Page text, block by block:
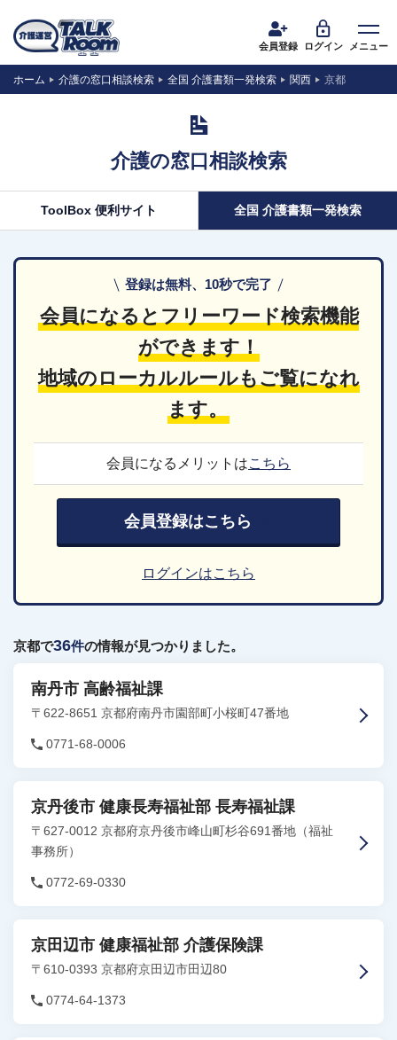
会員登録 ログイン メニュー
ホーム 介護の窓口相談検索 全国 介護書類一発検索 関西 京都
介護の窓口相談検索
ToolBox 便利サイト 全国 介護書類一発検索
登録は無料、10秒で完了
会員になるとフリーワード検索機能
ができます！
地域のローカルルールもご覧になれ
ます。
会員になるメリットはこちら
会員登録はこちら
ログインはこちら
京都で36件の情報が見つかりました。
南丹市 高齢福祉課
〒622-8651 京都府南丹市園部町小桜町47番地
0771-68-0006
京丹後市 健康長寿福祉部 長寿福祉課
〒627-0012 京都府京丹後市峰山町杉谷691番地（福祉
事務所）
0772-69-0330
京田辺市 健康福祉部 介護保険課
〒610-0393 京都府京田辺市田辺80
0774-64-1373